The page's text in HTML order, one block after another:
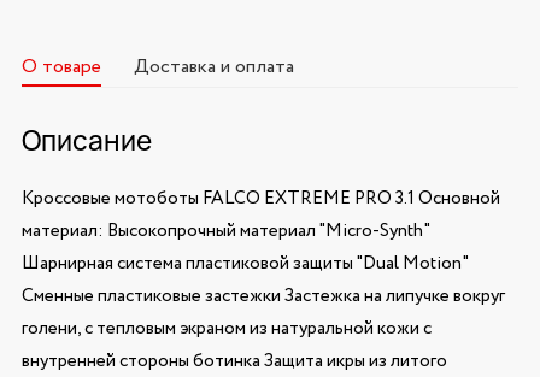
О товаре Доставка и оплата
Описание
Кроссовые мотоботы FALCO EXTREME PRO 3.1 Основной
материал: Высокопрочный материал "Micro-Synth"
Шарнирная система пластиковой защиты "Dual Motion"
Сменные пластиковые застежки Застежка на липучке вокруг
голени, с тепловым экраном из натуральной кожи с
внутренней стороны ботинка Защита икры из литого